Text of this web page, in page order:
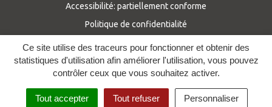
Ce site utilise des traceurs pour fonctionner et obtenir des
statistiques d'utilisation afin améliorer l'utilisation, vous pouvez
contrôler ceux que vous souhaitez activer.
Tout accepter Tout refuser Personnaliser
Accessibilité: partiellement conforme
Politique de confidentialité